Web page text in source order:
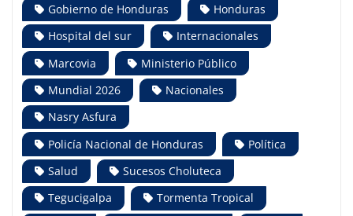
Gobierno de Honduras
Honduras
Hospital del sur
Internacionales
Marcovia
Ministerio Público
Mundial 2026
Nacionales
Nasry Asfura
Policía Nacional de Honduras
Política
Salud
Sucesos Choluteca
Tegucigalpa
Tormenta Tropical